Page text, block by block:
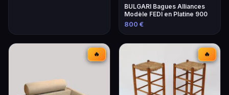
BULGARI Bagues Alliances
Modèle FEDI en Platine 900
800 €
🔥 🔥